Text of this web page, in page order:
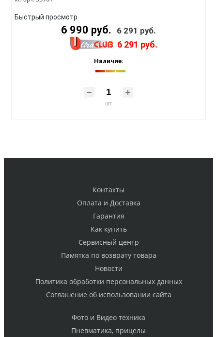
Быстрый просмотр
6 990 руб. 6 291 руб.
6 291 руб.
Наличие:
шт
Контакты
Оплата и Доставка
Гарантия
Как купить
Cервисный центр
Памятка по возврату товара
Новости
Политика обработки персональных данных
Cоглашение об использовании сайта
Фото и Видео техника
Пневматика, прицелы